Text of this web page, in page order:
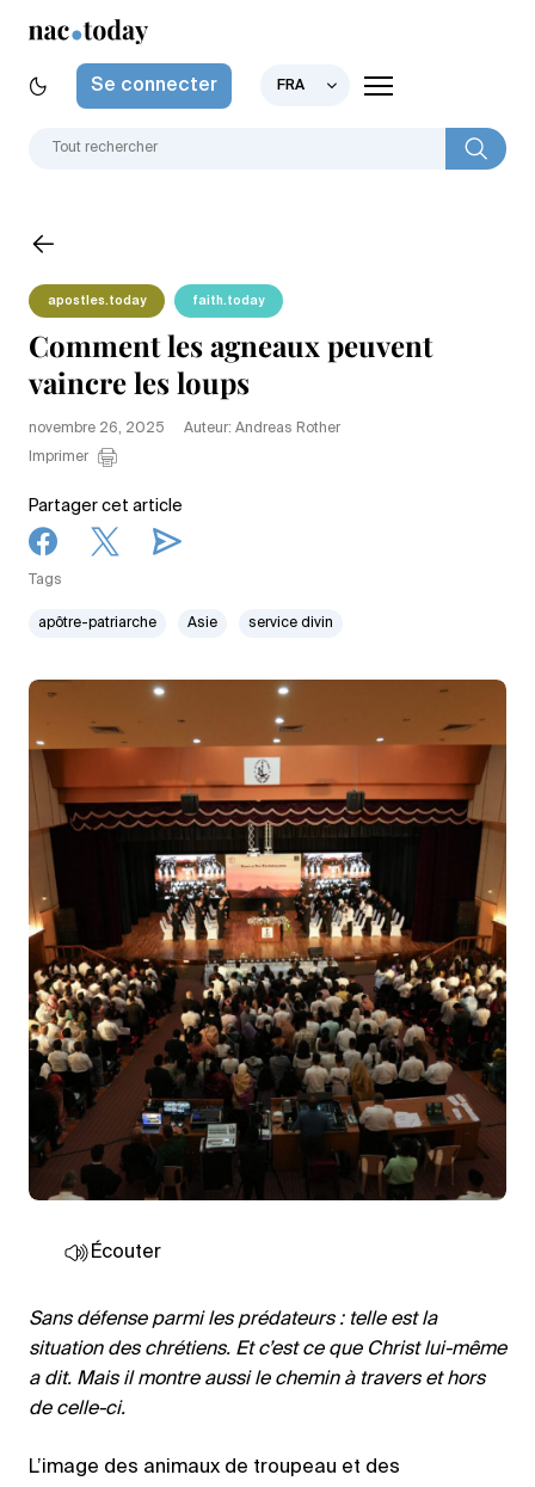
Se connecter FRA
apostles.today faith.today
Comment les agneaux peuvent
vaincre les loups
novembre 26, 2025
Auteur: Andreas Rother
Imprimer
Partager cet article
Tags
apôtre-patriarche Asie service divin
Écouter
Sans défense parmi les prédateurs : telle est la
situation des chrétiens. Et c’est ce que Christ lui-même
a dit. Mais il montre aussi le chemin à travers et hors
de celle-ci.
L’image des animaux de troupeau et des